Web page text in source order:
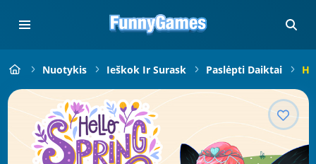
Nuotykis Ieškok Ir Surask Paslėpti Daiktai